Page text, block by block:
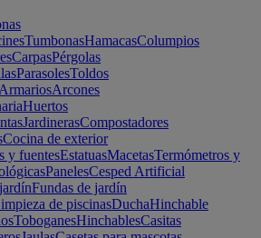
TumbonasHamacasColumpios
CarpasPérgolas
ParasolesToldos
ArmariosArcones
Huertos
JardinerasCompostadores
Cocina de exterior
y fuentesEstatuasMacetasTermómetros y
PanelesCesped Artificial
Fundas de jardín
de piscinasDuchaHinchable
ToboganesHinchablesCasitas